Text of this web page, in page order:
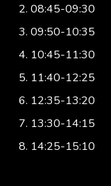
08:45-09:30
09:50-10:35
10:45-11:30
11:40-12:25
12:35-13:20
13:30-14:15
14:25-15:10